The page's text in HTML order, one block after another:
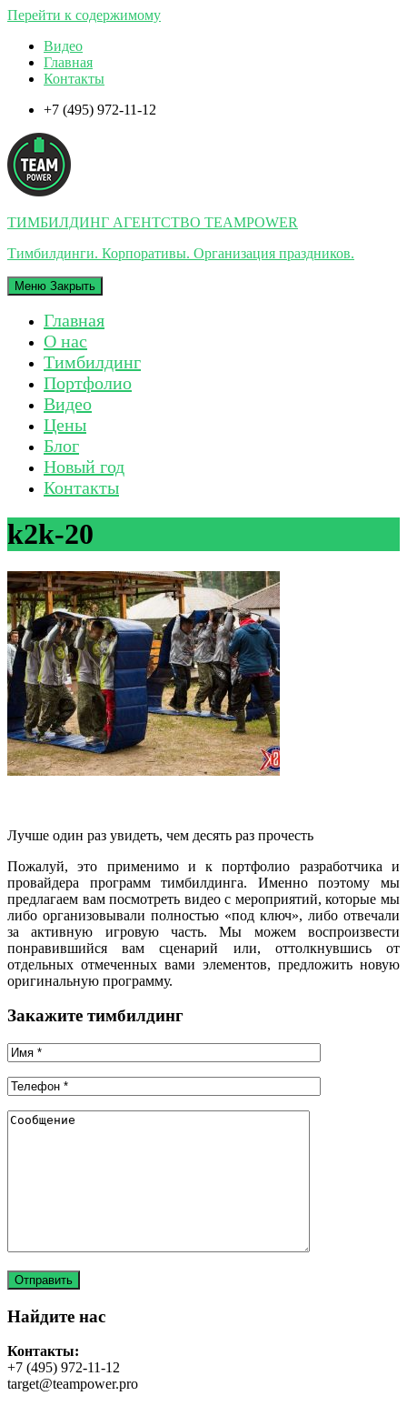
Перейти к содержимому
Видео
Главная
Контакты
+7 (495) 972-11-12
ТИМБИЛДИНГ АГЕНТСТВО TEAMPOWER
Тимбилдинги. Корпоративы. Организация праздников.
Меню Закрыть
Главная
О нас
Тимбилдинг
Портфолио
Видео
Цены
Блог
Новый год
Контакты
k2k-20
Лучше один раз увидеть, чем десять раз прочесть
Пожалуй, это применимо и к портфолио разработчика и
провайдера программ тимбилдинга. Именно поэтому мы
предлагаем вам посмотреть видео с мероприятий, которые мы
либо организовывали полностью «под ключ», либо отвечали
за активную игровую часть. Мы можем воспроизвести
понравившийся вам сценарий или, оттолкнувшись от
отдельных отмеченных вами элементов, предложить новую
оригинальную программу.
Закажите тимбилдинг
Найдите нас
Контакты:
+7 (495) 972-11-12
target@teampower.pro